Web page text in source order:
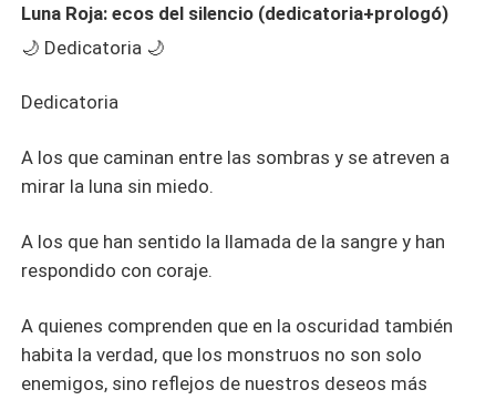
Luna Roja: ecos del silencio (dedicatoria+prologó)
🌙 Dedicatoria 🌙
Dedicatoria
A los que caminan entre las sombras y se atreven a
mirar la luna sin miedo.
A los que han sentido la llamada de la sangre y han
respondido con coraje.
A quienes comprenden que en la oscuridad también
habita la verdad, que los monstruos no son solo
enemigos, sino reflejos de nuestros deseos más